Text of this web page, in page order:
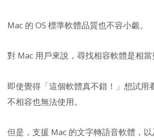
Mac 的 OS 標準軟體品質也不容小覷。
對 Mac 用戶來說，尋找相容軟體是相當
即使覺得「這個軟體真不錯！」想試用
不相容也無法使用。
但是，支援 Mac 的文字轉語音軟體，